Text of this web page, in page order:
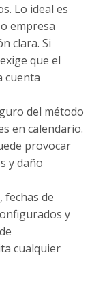
Lo ideal es
empresa
clara. Si
que el
cuenta
del método
en calendario.
provocar
y daño
de
y
cualquier